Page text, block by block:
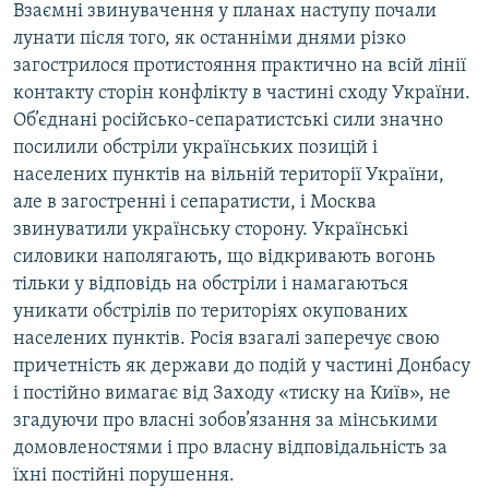
Взаємні звинувачення у планах наступу почали
лунати після того, як останніми днями різко
загострилося протистояння практично на всій лінії
контакту сторін конфлікту в частині сходу України.
Об’єднані російсько-сепаратистські сили значно
посилили обстріли українських позицій і
населених пунктів на вільній території України,
але в загостренні і сепаратисти, і Москва
звинуватили українську сторону. Українські
силовики наполягають, що відкривають вогонь
тільки у відповідь на обстріли і намагаються
уникати обстрілів по територіях окупованих
населених пунктів. Росія взагалі заперечує свою
причетність як держави до подій у частині Донбасу
і постійно вимагає від Заходу «тиску на Київ», не
згадуючи про власні зобов’язання за мінськими
домовленостями і про власну відповідальність за
їхні постійні порушення.